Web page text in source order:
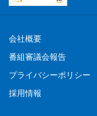
会社概要
番組審議会報告
プライバシーポリシー
採用情報